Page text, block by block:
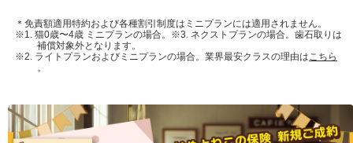
＊免責額適用特約および各種割引制度はミニプランには適用されません。
※1. 猫0歳〜4歳 ミニプランの場合。※3. ネクストプランの場合。歯石取りは
補償対象外となります。
※2. ライトプランおよびミニプランの場合。業界最安クラスの理由は こちら
。